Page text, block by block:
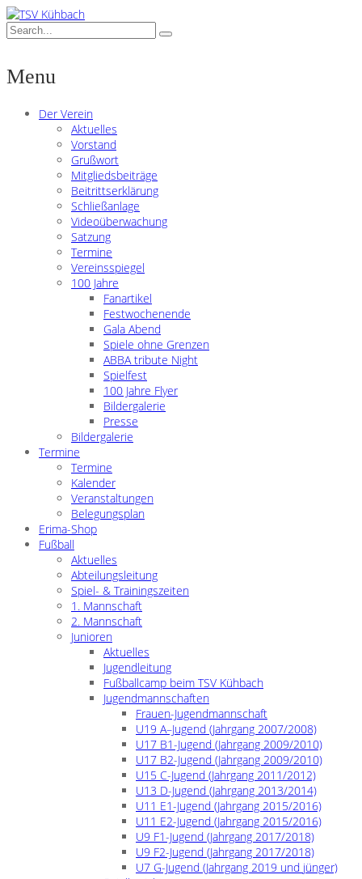
Menu
Der Verein
Aktuelles
Vorstand
Grußwort
Mitgliedsbeiträge
Beitrittserklärung
Schließanlage
Videoüberwachung
Satzung
Termine
Vereinsspiegel
100 Jahre
Fanartikel
Festwochenende
Gala Abend
Spiele ohne Grenzen
ABBA tribute Night
Spielfest
100 Jahre Flyer
Bildergalerie
Presse
Bildergalerie
Termine
Termine
Kalender
Veranstaltungen
Belegungsplan
Erima-Shop
Fußball
Aktuelles
Abteilungsleitung
Spiel- & Trainingszeiten
1. Mannschaft
2. Mannschaft
Junioren
Aktuelles
Jugendleitung
Fußballcamp beim TSV Kühbach
Jugendmannschaften
Frauen-Jugendmannschaft
U19 A–Jugend (Jahrgang 2007/2008)
U17 B1-Jugend (Jahrgang 2009/2010)
U17 B2-Jugend (Jahrgang 2009/2010)
U15 C-Jugend (Jahrgang 2011/2012)
U13 D-Jugend (Jahrgang 2013/2014)
U11 E1-Jugend (Jahrgang 2015/2016)
U11 E2-Jugend (Jahrgang 2015/2016)
U9 F1-Jugend (Jahrgang 2017/2018)
U9 F2-Jugend (Jahrgang 2017/2018)
U7 G-Jugend (Jahrgang 2019 und jünger)